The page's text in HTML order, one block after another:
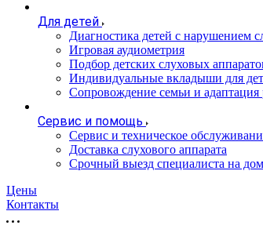
Для детей
Диагностика детей с нарушением
Игровая аудиометрия
Подбор детских слуховых
Индивидуальные вкладыши для
Сопровождение семьи и адаптация
Сервис и помощь
Сервис и техническое
Доставка слухового аппарата
Срочный выезд специалиста на дом
Цены
Контакты